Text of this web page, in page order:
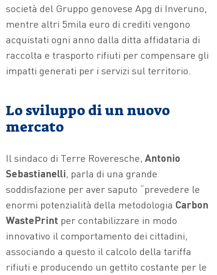
società del Gruppo genovese Apg di Inveruno,
mentre altri 5mila euro di crediti vengono
acquistati ogni anno dalla ditta affidataria di
raccolta e trasporto rifiuti per compensare gli
impatti generati per i servizi sul territorio.
Lo sviluppo di un nuovo
mercato
Il sindaco di Terre Roveresche, Antonio
Sebastianelli, parla di una grande
soddisfazione per aver saputo “prevedere le
enormi potenzialità della metodologia Carbon
WastePrint per contabilizzare in modo
innovativo il comportamento dei cittadini,
associando a questo il calcolo della tariffa
rifiuti e producendo un gettito costante per le